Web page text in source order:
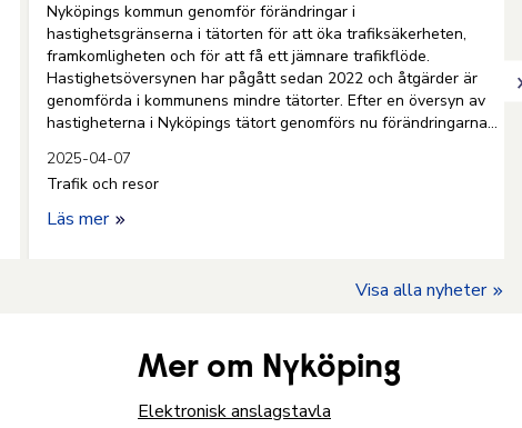
Nyköpings kommun genomför förändringar i
hastighetsgränserna i tätorten för att öka trafiksäkerheten,
framkomligheten och för att få ett jämnare trafikflöde.
Hastighetsöversynen har pågått sedan 2022 och åtgärder är
genomförda i kommunens mindre tätorter. Efter en översyn av
hastigheterna i Nyköpings tätort genomförs nu förändringarna
2025-04-07
Trafik och resor
Läs mer
Visa alla nyheter
Mer om Nyköping
Elektronisk anslagstavla